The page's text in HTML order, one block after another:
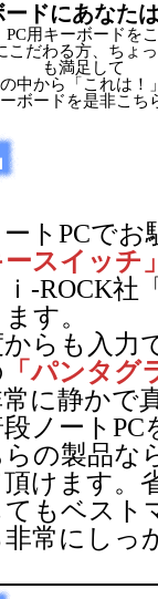
ドにあなた
用キーボードを
だわる方、ちょ
も満足して
中から「これは
ボードを是非こち
トPCでお
スイッチ
-ROCK社
す。
からも入力
「パンタグ
に静かで
ノート
らの製品な
けます。
もベスト
常にしっ